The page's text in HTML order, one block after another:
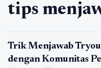
tips
Pendidikan
Trik Menjawab
dengan Komunitas